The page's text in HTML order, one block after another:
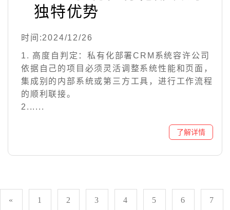
独特优势
时间:2024/12/26
1. 高度自判定：私有化部署CRM系统容许公司
依据自己的项目必须灵活调整系统性能和页面，
集成别的内部系统或第三方工具，进行工作流程
的顺利联接。
2......
« 1 2 3 4 5 6 7